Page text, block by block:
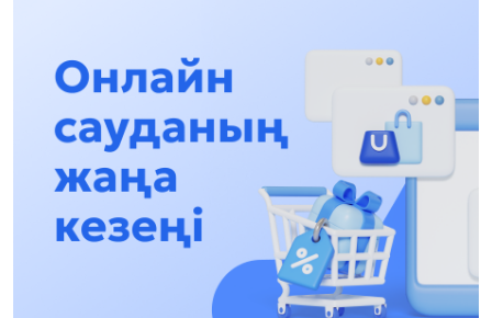
12:01, 28 Shilde 2026
Abzal Dostıar: Dýman Muhametkárimdi Almaty
túrmesine aýystyrýy múmkin
16:15, 27 Shilde 2026
Óskenbaı Qulataıuly: Rýhanıatqa qyzmet etken